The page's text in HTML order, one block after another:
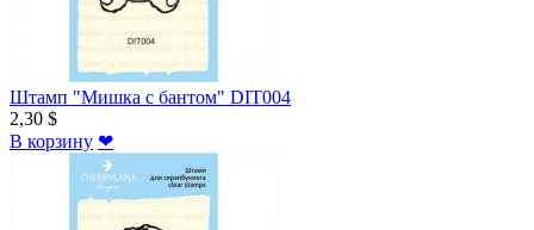
Штамп "Мишка с бантом" DIT004
2,30 $
В корзину ❤